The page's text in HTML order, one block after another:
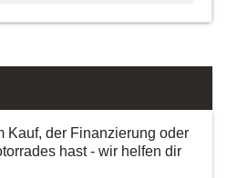
Kauf, der Finanzierung oder
hast - wir helfen dir